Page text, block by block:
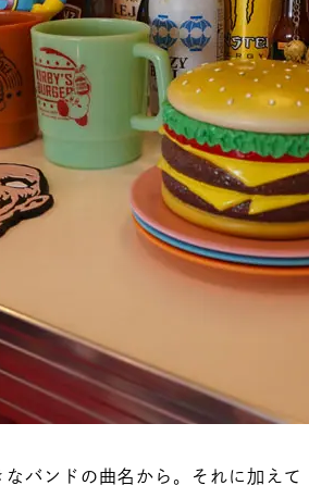
ンドの曲名から。それに加えて